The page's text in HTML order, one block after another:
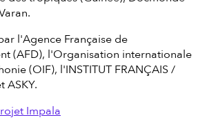
l'Agence Française de
(AFD), l'Organisation internationale
(OIF), l'INSTITUT FRANÇAIS /
ASKY.
Impala